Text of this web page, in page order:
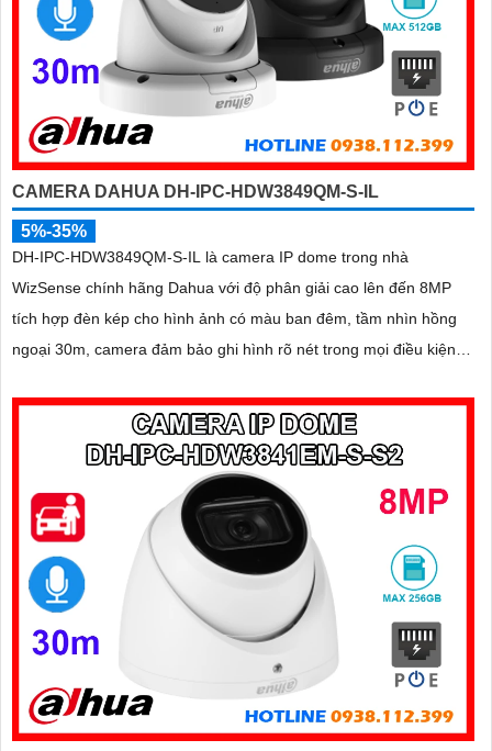
CAMERA DAHUA DH-IPC-HDW3849QM-S-IL
5%-35%
DH-IPC-HDW3849QM-S-IL là camera IP dome trong nhà
WizSense chính hãng Dahua với độ phân giải cao lên đến 8MP
tích hợp đèn kép cho hình ảnh có màu ban đêm, tầm nhìn hồng
ngoại 30m, camera đảm bảo ghi hình rõ nét trong mọi điều kiện
âm, chuẩn POE và khả năng nhận diện chính xác người và
phương tiện giám sát an ninh tốt